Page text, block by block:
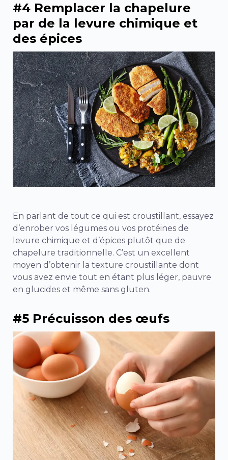
#4 Remplacer la chapelure
par de la levure chimique et
des épices
En parlant de tout ce qui est croustillant, essayez
d’enrober vos légumes ou vos protéines de
levure chimique et d’épices plutôt que de
chapelure traditionnelle. C’est un excellent
moyen d’obtenir la texture croustillante dont
vous avez envie tout en étant plus léger, pauvre
en glucides et même sans gluten.
#5 Précuisson des œufs